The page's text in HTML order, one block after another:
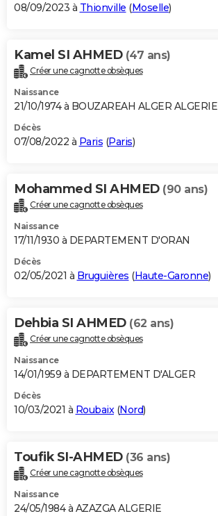
08/09/2023 à Thionville (Moselle)
Kamel SI AHMED (47 ans)
Créer une cagnotte obsèques
Naissance
21/10/1974 à BOUZAREAH ALGER ALGERIE
Décès
07/08/2022 à Paris (Paris)
Mohammed SI AHMED (90 ans)
Créer une cagnotte obsèques
Naissance
17/11/1930 à DEPARTEMENT D'ORAN
Décès
02/05/2021 à Bruguières (Haute-Garonne)
Dehbia SI AHMED (62 ans)
Créer une cagnotte obsèques
Naissance
14/01/1959 à DEPARTEMENT D'ALGER
Décès
10/03/2021 à Roubaix(Nord)
Toufik SI-AHMED (36 ans)
Créer une cagnotte obsèques
Naissance
24/05/1984 à AZAZGA ALGERIE